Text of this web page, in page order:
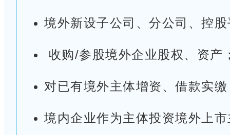
境外新设子公司、分公司、控
收购/参股境外企业股权、资产
对已有境外主体增资、借款实
境内企业作为主体投资境外上